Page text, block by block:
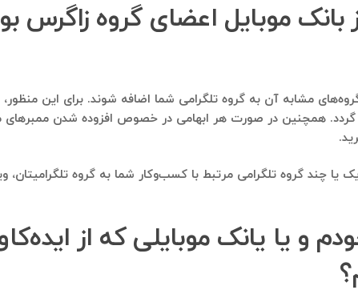
بانک موبایل اعضای گروه زاگرس
همچنین در صورت هر ابهامی در خصوص افزوده شدن ممبرهای
گروه تلگرامی مرتبط با کسب‌وکار شما به گروه تلگرامیتان،
و یا یانک موبایلی که از